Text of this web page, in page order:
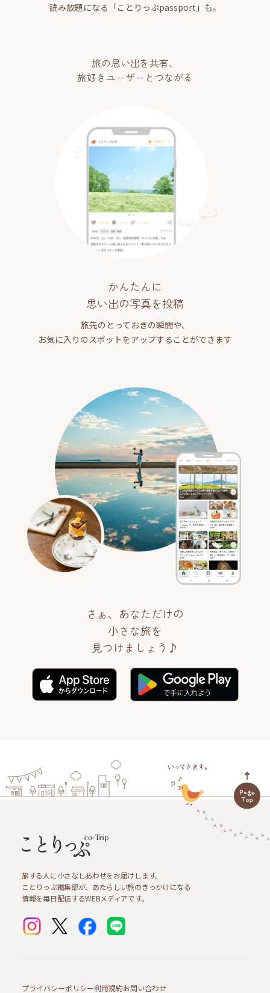
読み放題になる「ことりっぷpassport」も。
旅の思い出を共有、
旅好きユーザーとつながる
かんたんに
思い出の写真を投稿
旅先のとっておきの瞬間や、
お気に入りのスポットをアップすることができます
さぁ、あなただけの
小さな旅を
見つけましょう♪
旅する人に小さなしあわせをお届けします。
ことりっぷ編集部が、あたらしい旅のきっかけになる
情報を毎日配信するWEBメディアです。
プライバシーポリシー利用規約お問い合わせ